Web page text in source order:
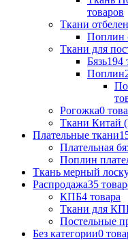
товаров
Ткани
Поплин
Ткани для
Бязь194
Поплин
Рогожка0
Ткани Китай
Плательные ткани
Плательная
Поплин
Ткань мерный
Распродажа35
КПБ4 товара
Ткани для
Постельные
Без категории0